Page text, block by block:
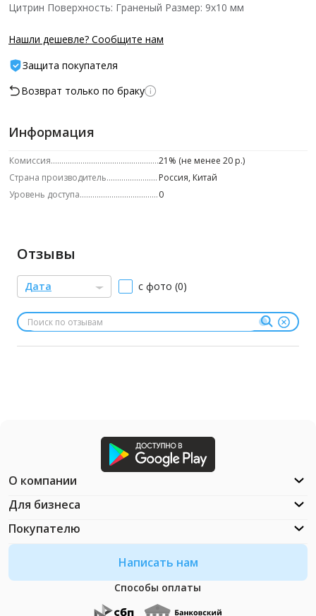
Цитрин Поверхность: Граненый Размер: 9х10 мм
Нашли дешевле? Сообщите нам
Защита покупателя
Возврат только по браку
Информация
Комиссия
21% (не менее 20 р.)
Страна производитель
Россия, Китай
Уровень доступа
0
Отзывы
Дата с фото (0)
Написать нам
Способы оплаты
О компании
Для бизнеса
Покупателю